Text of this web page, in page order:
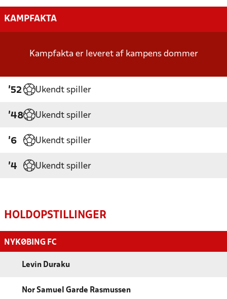
KAMPFAKTA
Kampfakta er leveret af kampens dommer
'52 Ukendt spiller
'48 Ukendt spiller
'6 Ukendt spiller
'4 Ukendt spiller
HOLDOPSTILLINGER
NYKØBING FC
Levin Duraku
Nor Samuel Garde Rasmussen